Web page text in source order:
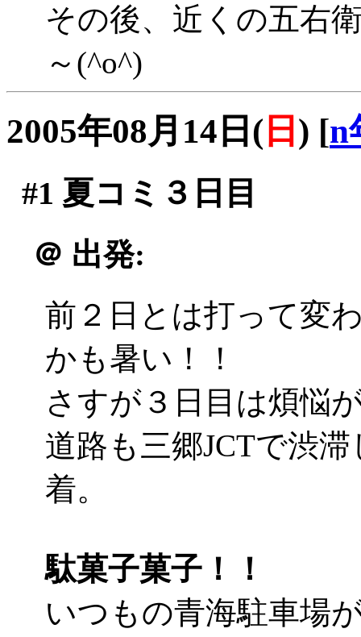
その後、近くの五右
～(^o^)
2005年08月14日( 日 ) [n
#1 夏コミ３日目
＠ 出発:
前２日とは打って変
かも暑い！！
さすが３日目は煩悩
道路も三郷JCTで渋
着。
駄菓子菓子！！
いつもの青海駐車場